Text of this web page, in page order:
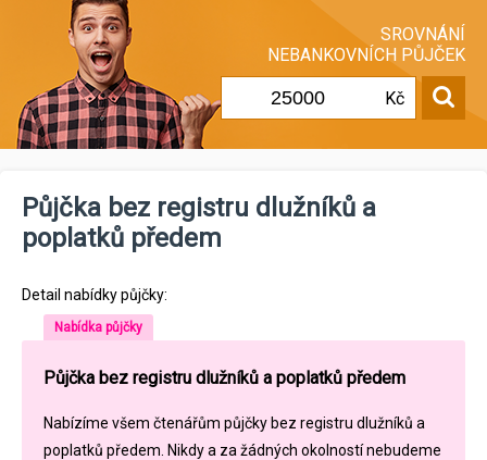
SROVNÁNÍ
NEBANKOVNÍCH PŮJČEK
Kč
Půjčka bez registru dlužníků a
poplatků předem
Detail nabídky půjčky:
Nabídka půjčky
Půjčka bez registru dlužníků a poplatků předem
Nabízíme všem čtenářům půjčky bez registru dlužníků a
poplatků předem. Nikdy a za žádných okolností nebudeme